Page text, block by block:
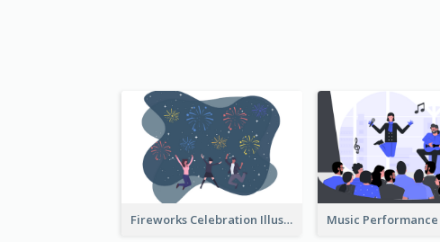
Fireworks Celebration Illustration